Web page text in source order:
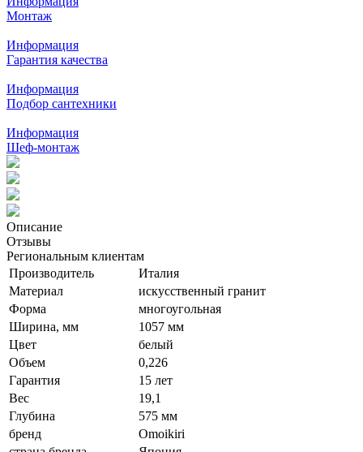
Монтаж
Информация
Гарантия качества
Информация
Подбор сантехники
Информация
Шеф-монтаж
Описание
Отзывы
Региональным клиентам
Производитель
Италия
Материал
искусственный гранит
Форма
многоугольная
Ширина, мм
1057 мм
Цвет
белый
Объем
0,226
Гарантия
15 лет
Вес
19,1
Глубина
575 мм
бренд
Omoikiri